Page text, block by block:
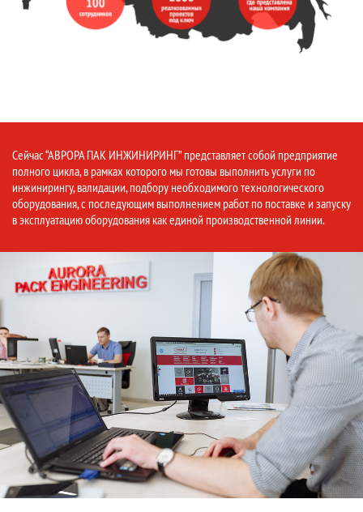
Сейчас “АВРОРА ПАК ИНЖИНИРИНГ” представляет собой предприятие
полного цикла, в рамках которого мы готовы выполнить услуги по
инжинирингу, валидации, подбору необходимого технологического
оборудования, с последующим выполнением работ по поставке и запуску
в эксплуатацию оборудования как единой производственной линии.